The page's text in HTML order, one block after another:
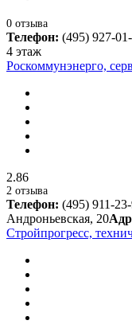
0 отзыва
Телефон: (495) 927-
4 этаж
Роскоммунэнерго,
2.86
2 отзыва
Телефон: (495) 911-
Андроньевская, 20
Стройпрогресс,